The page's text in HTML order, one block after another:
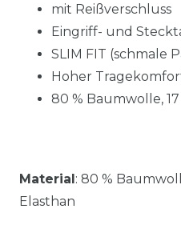
mit Reißverschluss
Eingriff- und
SLIM FIT (schmale
Hoher
80 % Baumwolle,
Material: 80 %
Elasthan